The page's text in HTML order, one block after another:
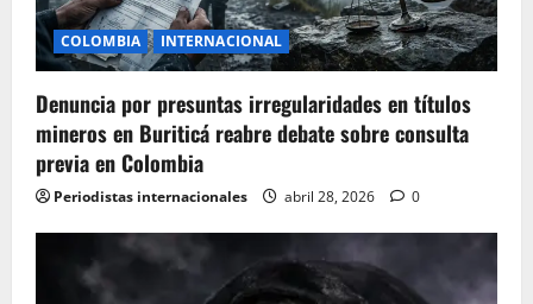
i
o
n
COLOMBIA INTERNACIONAL
Denuncia por presuntas irregularidades en títulos
mineros en Buriticá reabre debate sobre consulta
previa en Colombia
Periodistas internacionales abril 28, 2026 0